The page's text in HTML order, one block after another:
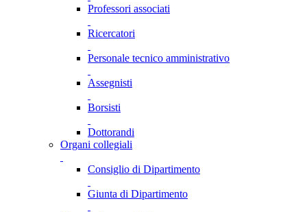
Professori associati
Ricercatori
Personale tecnico amministrativo
Assegnisti
Borsisti
Dottorandi
Organi collegiali
Consiglio di Dipartimento
Giunta di Dipartimento